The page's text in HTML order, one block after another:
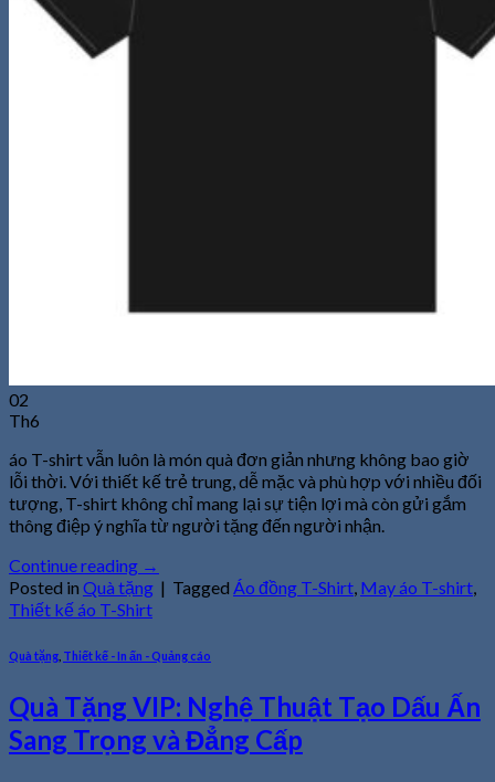
02
Th6
áo T-shirt vẫn luôn là món quà đơn giản nhưng không bao giờ
lỗi thời. Với thiết kế trẻ trung, dễ mặc và phù hợp với nhiều đối
tượng, T-shirt không chỉ mang lại sự tiện lợi mà còn gửi gắm
thông điệp ý nghĩa từ người tặng đến người nhận.
Continue reading →
Posted in Quà tặng | Tagged Áo đồng T-Shirt, May áo T-shirt,
Thiết kế áo T-Shirt
Quà tặng Thiết kế - In ấn - Quảng cáo
Quà Tặng VIP: Nghệ Thuật Tạo Dấu Ấn
Sang Trọng và Đẳng Cấp